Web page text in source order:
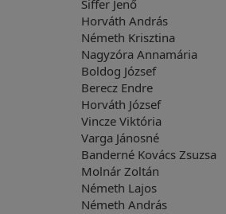
Siffer Jenő
Horváth András
Németh Krisztina
Nagyzóra Annamária
Boldog József
Berecz Endre
Horváth József
Vincze Viktória
Varga Jánosné
Banderné Kovács Zsuzsa
Molnár Zoltán
Németh Lajos
Németh András